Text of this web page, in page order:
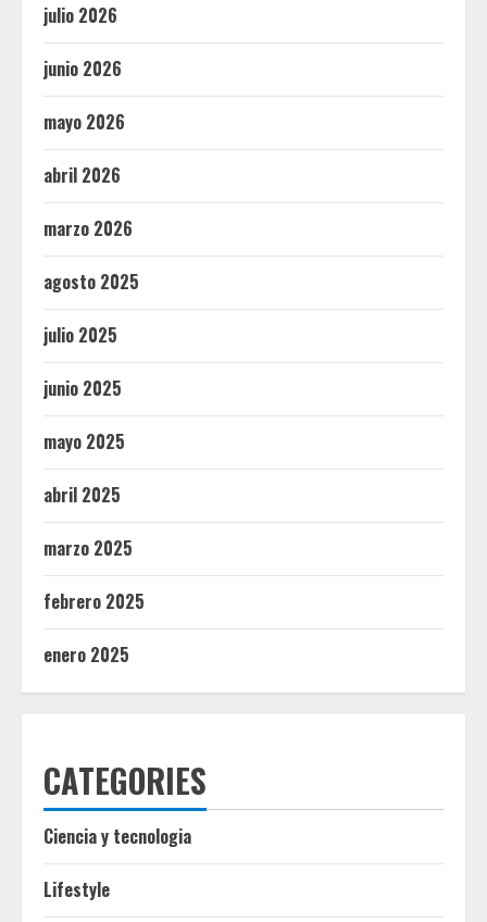
julio 2026
junio 2026
mayo 2026
abril 2026
marzo 2026
agosto 2025
julio 2025
junio 2025
mayo 2025
abril 2025
marzo 2025
febrero 2025
enero 2025
CATEGORIES
Ciencia y tecnologia
Lifestyle